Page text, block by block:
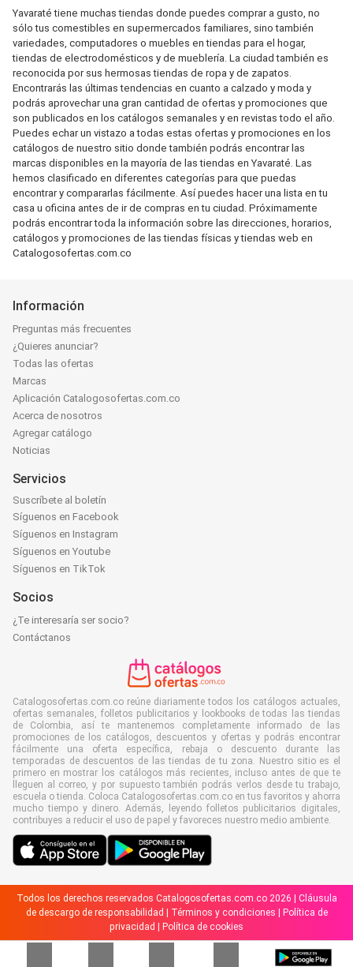
Yavaraté tiene muchas tiendas donde puedes comprar a gusto, no
sólo tus comestibles en supermercados familiares, sino también
variedades, computadores o muebles en tiendas para el hogar,
tiendas de electrodomésticos y de mueblería. La ciudad también es
reconocida por sus hermosas tiendas de ropa y de zapatos.
Encontrarás las últimas tendencias en cuanto a calzado y moda y
podrás aprovechar una gran cantidad de ofertas y promociones que
son publicados en los catálogos semanales y en revistas todo el año.
Puedes echar un vistazo a todas estas ofertas y promociones en los
catálogos de nuestro sitio donde también podrás encontrar las
marcas disponibles en la mayoría de las tiendas en Yavaraté. Las
hemos clasificado en diferentes categorías para que puedas
encontrar y compararlas fácilmente. Así puedes hacer una lista en tu
casa u oficina antes de ir de compras en tu ciudad. Próximamente
podrás encontrar toda la información sobre las direcciones, horarios,
catálogos y promociones de las tiendas físicas y tiendas web en
Catalogosofertas.com.co
Información
Preguntas más frecuentes
¿Quieres anunciar?
Todas las ofertas
Marcas
Aplicación Catalogosofertas.com.co
Acerca de nosotros
Agregar catálogo
Noticias
Servicios
Suscríbete al boletín
Síguenos en Facebook
Síguenos en Instagram
Síguenos en Youtube
Síguenos en TikTok
Socios
¿Te interesaría ser socio?
Contáctanos
Catalogosofertas.com.co reúne diariamente todos los catálogos actuales,
ofertas semanales, folletos publicitarios y lookbooks de todas las tiendas
de Colombia, así te mantenemos completamente informado de las
promociones de los catálogos, descuentos y ofertas y podrás encontrar
fácilmente una oferta específica, rebaja o descuento durante las
temporadas de descuentos de las tiendas de tu zona. Nuestro sitio es el
primero en mostrar los catálogos más recientes, incluso antes de que te
lleguen al correo, y por supuesto también podrás verlos desde tu trabajo,
escuela o tienda. Coloca Catalogosofertas.com.co en tus favoritos y ahorra
mucho tiempo y dinero. Además, leyendo folletos publicitarios digitales,
contribuyes a reducir el uso de papel y favoreces nuestro medio ambiente.
Todos los derechos reservados Catalogosofertas.com.co 2026 | Cláusula
de descargo de responsabilidad
Términos y condiciones
Política de
privacidad
Política de cookies